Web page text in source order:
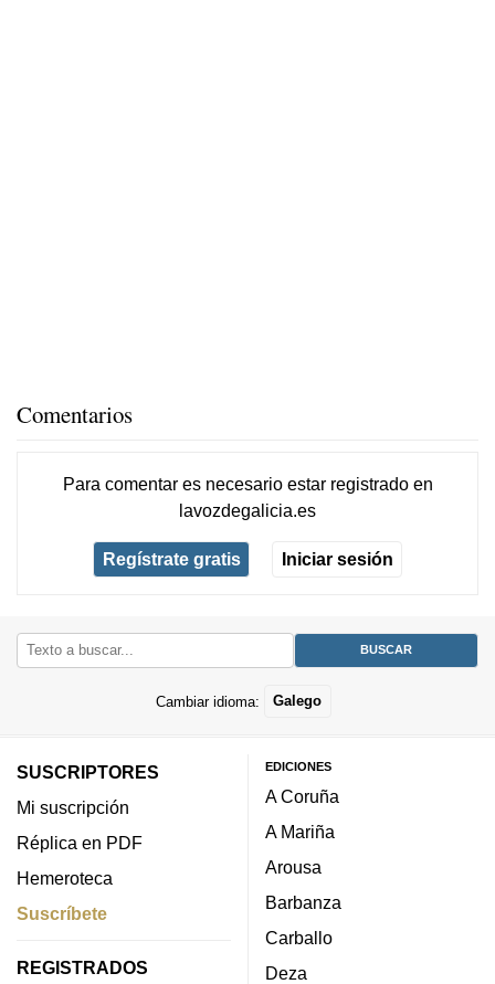
Comentarios
Para comentar es necesario estar registradoen
lavozdegalicia.es
Regístrate gratis Iniciar sesión
Cambiar idioma: Galego
SUSCRIPTORES
Mi suscripción
Réplica en PDF
Hemeroteca
Suscríbete
REGISTRADOS
EDICIONES
A Coruña
A Mariña
Arousa
Barbanza
Carballo
Deza